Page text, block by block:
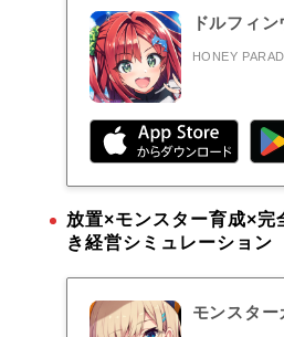
ドルフィ
HONEY
放置×モンスター育成×
き経営シミュレーション
モンスタ